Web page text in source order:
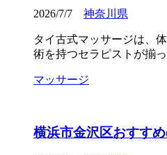
2026/7/7 神奈川県
タイ古式マッサージは、
術を持つセラピストが揃
マッサージ
横浜市金沢区おすす